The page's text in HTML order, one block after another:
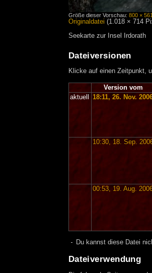
Größe dieser Vorschau: 800 ×
Originaldatei (1.018 × 714
Seekarte zur Insel Irdorath
Dateiversionen
Klicke auf einen Zeitpunkt,
Version vom
aktuell
18:11, 26. Nov.
10:30, 18. Sep.
00:53, 19. Aug.
Du kannst diese Datei
Dateiverwendung